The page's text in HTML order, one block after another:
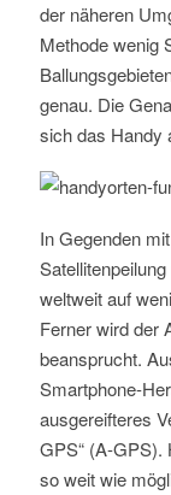
der näheren
Methode wenig
genau. Die
sich das Handy
In Gegenden
weltweit auf
Ferner wird der
beansprucht.
Smartphone-
ausgereifteres
GPS“ (A-GPS).
so weit wie